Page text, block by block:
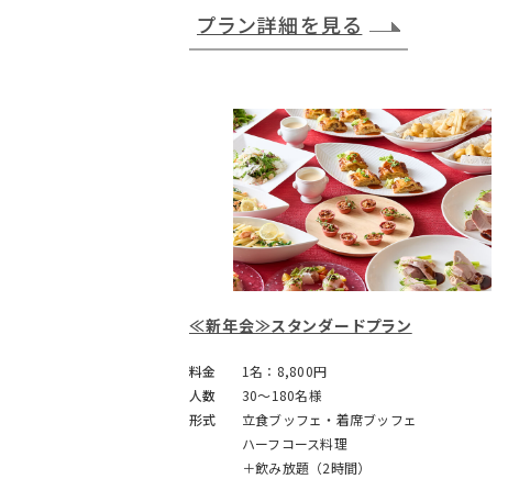
プラン詳細を見る
≪新年会≫スタンダードプラン
料金
1名：8,800円
人数
30～180名様
形式
立食ブッフェ・着席ブッフェ
ハーフコース料理
＋飲み放題（2時間）